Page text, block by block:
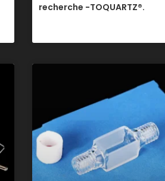
recherche -TOQUARTZ®.